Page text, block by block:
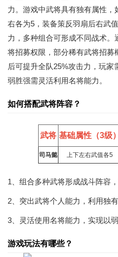
力。游戏中武将具有独有属性
右各为5，装备策反羽扇后右武
力，多种组合可形成不同战术。
将招募权限，部分稀有武将招募
后可提升全队25%攻击力，玩家
弱胜强需灵活利用名将能力。
如何搭配武将阵容？
武将 基础属性（3级）
司马懿 上下左右武值各5
1、组合多种武将形成战斗阵容
2、突出武将个人能力，利用独
3、灵活使用名将能力，实现以弱
游戏玩法有哪些？